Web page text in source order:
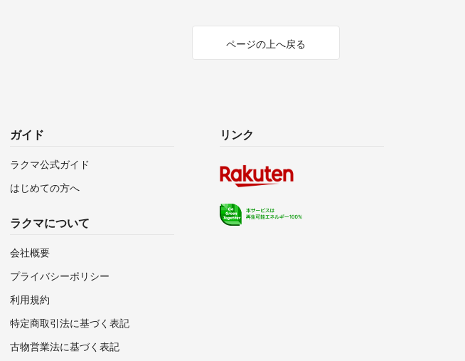
評価後は、対応が出来ませんので、よろしくお願い致します。
☆中古品も多数出品しております。
気持ちの良いお取引が出来ると嬉しいです(^^)♫
ページの上へ戻る
ガイド
ラクマ公式ガイド
はじめての方へ
ラクマについて
会社概要
プライバシーポリシー
利用規約
特定商取引法に基づく表記
古物営業法に基づく表記
リンク